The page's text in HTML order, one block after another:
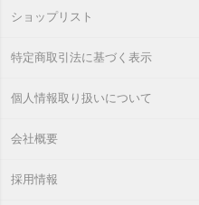
ショップリスト
特定商取引法に基づく表示
個人情報取り扱いについて
会社概要
採用情報